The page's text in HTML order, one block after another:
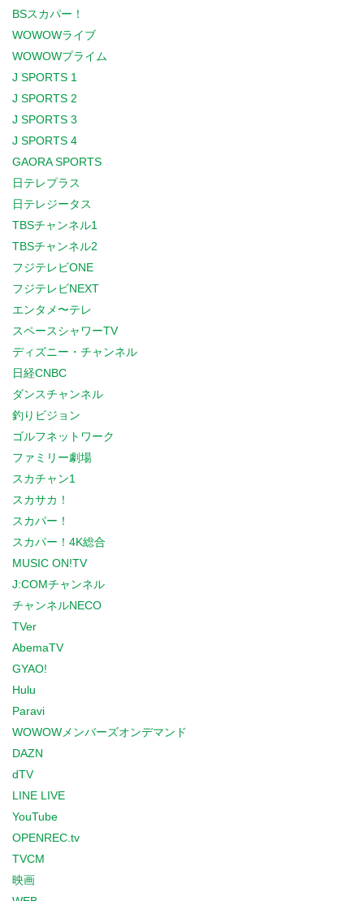
BSスカパー！
WOWOWライブ
WOWOWプライム
J SPORTS 1
J SPORTS 2
J SPORTS 3
J SPORTS 4
GAORA SPORTS
日テレプラス
日テレジータス
TBSチャンネル1
TBSチャンネル2
フジテレビONE
フジテレビNEXT
エンタメ〜テレ
スペースシャワーTV
ディズニー・チャンネル
日経CNBC
ダンスチャンネル
釣りビジョン
ゴルフネットワーク
ファミリー劇場
スカチャン1
スカサカ！
スカパー！
スカパー！4K総合
MUSIC ON!TV
J:COMチャンネル
チャンネルNECO
TVer
AbemaTV
GYAO!
Hulu
Paravi
WOWOWメンバーズオンデマンド
DAZN
dTV
LINE LIVE
YouTube
OPENREC.tv
TVCM
映画